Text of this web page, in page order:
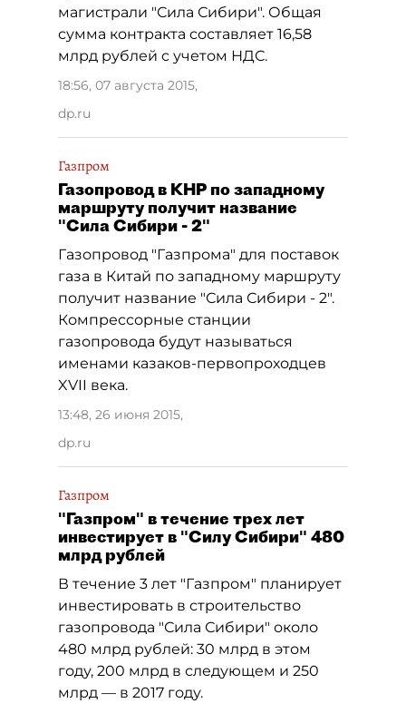
магистрали "Сила Сибири". Общая
сумма контракта составляет 16,58
млрд рублей с учетом НДС.
18:56, 07 августа 2015,
dp.ru
Газпром
Газопровод в КНР по западному
маршруту получит название
"Сила Сибири - 2"
Газопровод "Газпрома" для поставок
газа в Китай по западному маршруту
получит название "Сила Сибири - 2".
Компрессорные станции
газопровода будут называться
именами казаков-первопроходцев
XVII века.
13:48, 26 июня 2015,
dp.ru
Газпром
"Газпром" в течение трех лет
инвестирует в "Силу Сибири" 480
млрд рублей
В течение 3 лет "Газпром" планирует
инвестировать в строительство
газопровода "Сила Сибири" около
480 млрд рублей: 30 млрд в этом
году, 200 млрд в следующем и 250
млрд — в 2017 году.